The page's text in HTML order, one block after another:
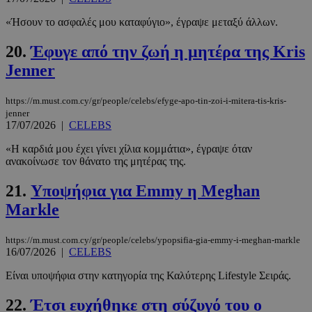
«Ήσουν το ασφαλές μου καταφύγιο», έγραψε μεταξύ άλλων.
20.Έφυγε από την ζωή η μητέρα της Kris
Jenner
https://m.must.com.cy/gr/people/celebs/efyge-apo-tin-zoi-i-mitera-tis-kris-
jenner
17/07/2026 | CELEBS
«Η καρδιά μου έχει γίνει χίλια κομμάτια», έγραψε όταν
ανακοίνωσε τον θάνατο της μητέρας της.
21. Υποψήφια για Emmy η Meghan
Markle
https://m.must.com.cy/gr/people/celebs/ypopsifia-gia-emmy-i-meghan-markle
16/07/2026 | CELEBS
Είναι υποψήφια στην κατηγορία της Καλύτερης Lifestyle Σειράς.
22.Έτσι ευχήθηκε στη σύζυγό του ο
Τα απολύτως απαραίτητα cookies επιτρέπουν
βασικές λειτουργίες του ιστότοπου, όπως τη
σύνδεση χρήστη και τη διαχείριση λογαριασμού.
χωρίς τα απολύτως απαραίτητα cookies.
PinToTopCookie www.must.com.cy 12 ώρες
__cf_bm
.twitter.com